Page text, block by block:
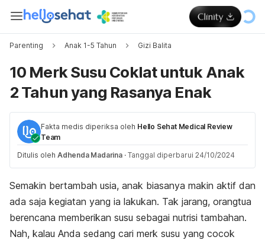
Parenting Anak 1-5 Tahun Gizi Balita
10 Merk Susu Coklat untuk Anak
2 Tahun yang Rasanya Enak
Fakta medis diperiksa oleh Hello Sehat Medical Review
Team
Ditulis oleh Adhenda Madarina · Tanggal diperbarui 24/10/2024
Semakin bertambah usia, anak biasanya makin aktif dan
ada saja kegiatan yang ia lakukan. Tak jarang, orangtua
berencana memberikan susu sebagai nutrisi tambahan.
Nah, kalau Anda sedang cari merk susu yang cocok